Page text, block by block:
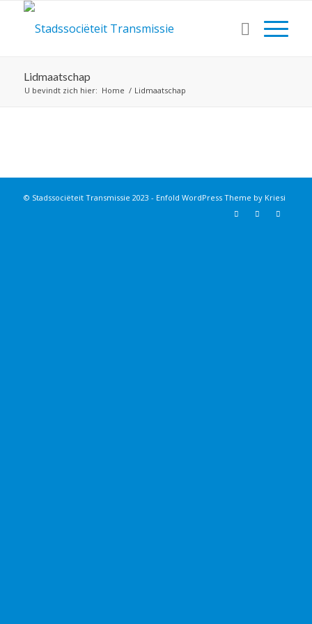
Lidmaatschap
U bevindt zich hier: Home / Lidmaatschap
© Stadssociëteit Transmissie 2023 - Enfold WordPress Theme by Kriesi